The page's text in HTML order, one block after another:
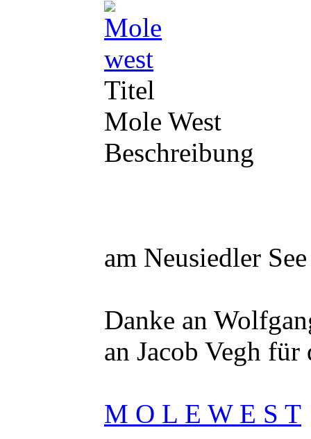
Titel
Mole West
Beschreibung
am Neusiedler
Danke an
an Jacob Vegh
M O L E W E S T